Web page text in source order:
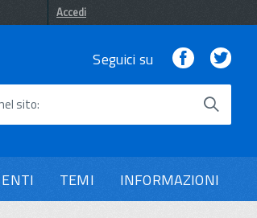
Accedi
Seguici su Facebook
sito
ENTI TEMI INFORMAZIONI